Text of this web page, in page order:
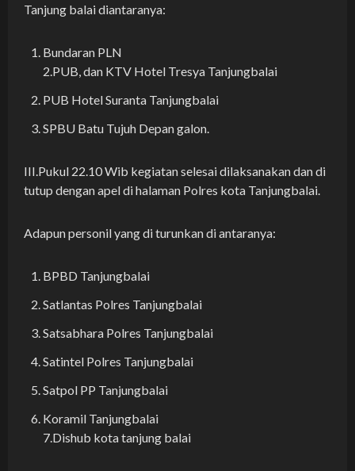
Tanjung balai diantaranya:
Bundaran PLN
2.PUB, dan KTV Hotel Tresya Tanjungbalai
PUB Hotel Suranta Tanjungbalai
SPBU Batu Tujuh Depan galon.
III.Pukul 22.10 Wib kegiatan selesai dilaksanakan dan di
tutup dengan apel di halaman Polres kota Tanjungbalai.
Adapun personil yang di turunkan di antaranya:
BPBD Tanjungbalai
Satlantas Polres Tanjungbalai
Satsabhara Polres Tanjungbalai
Satintel Polres Tanjungbalai
Satpol PP Tanjungbalai
Koramil Tanjungbalai
7.Dishub kota tanjung balai